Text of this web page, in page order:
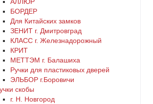
БОРДЕР
Для Китайских замков
ЗЕНИТ г. Дмитровград
КЛАСС г. Железнадорожный
КРИТ
МЕТТЭМ г. Балашиха
Ручки для пластиковых дверей
ЭЛЬБОР г.Боровичи
скобы
г. Н. Новгород